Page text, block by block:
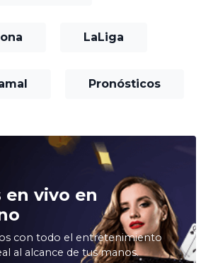
LaLiga
Pronósticos
en vivo en
con todo el entretenimiento
al alcance de tus manos.